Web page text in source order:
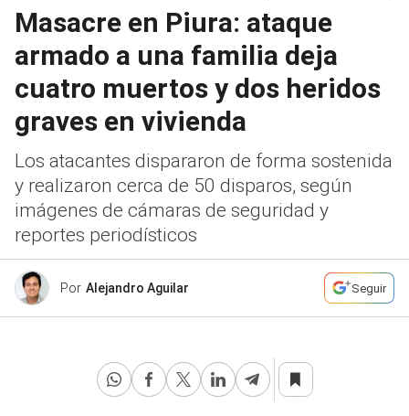
Masacre en Piura: ataque
armado a una familia deja
cuatro muertos y dos heridos
graves en vivienda
Los atacantes dispararon de forma sostenida
y realizaron cerca de 50 disparos, según
imágenes de cámaras de seguridad y
reportes periodísticos
Por Alejandro Aguilar Seguir